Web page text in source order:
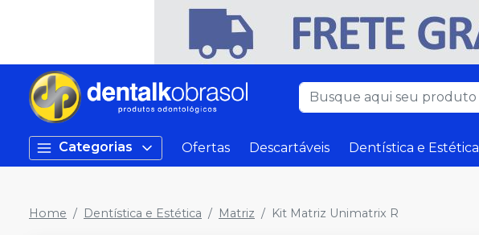
Categorias Ofertas Descartáveis Dentística e Estética
Home Dentística e Estética Matriz Kit Matriz Unimatrix R